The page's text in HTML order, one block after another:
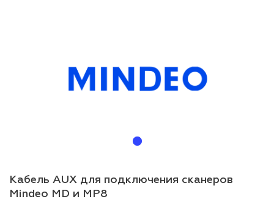
Кабель AUX для подключения сканеров
Mindeo MD и MP8